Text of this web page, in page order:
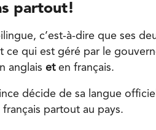
partout!
c’est-à-dire que ses
ce qui est géré par le
anglais eten français.
décide de sa langue
partout au pays.